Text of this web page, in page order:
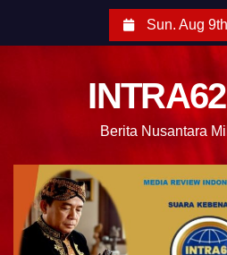
Sun. Aug
Berita Nusantara